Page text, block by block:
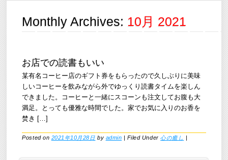
Monthly Archives: 10月 2021
お店での読書もいい
某有名コーヒー店のギフト券をもらったので久しぶりに美味
しいコーヒーを飲みながら外でゆっくり読書タイムを楽しん
できました。コーヒーと一緒にスコーンも注文してお腹も大
満足。とっても優雅な時間でした。家でお気に入りのお香を
焚き […]
Posted on 2021年10月28日 by admin | Filed Under心の癒し |